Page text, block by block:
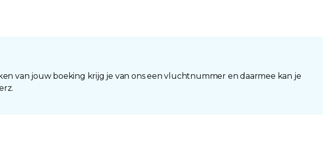
van jouw boeking krijg je van ons een vluchtnummer en daarmee kan je